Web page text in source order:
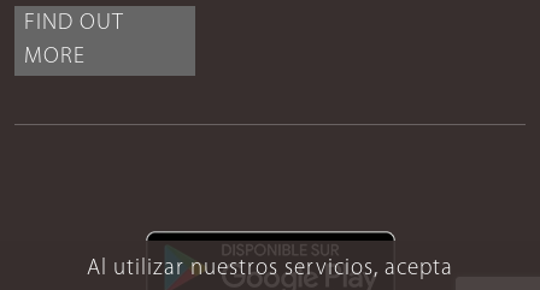
Al utilizar nuestros servicios, acepta
FIND OUT
MORE